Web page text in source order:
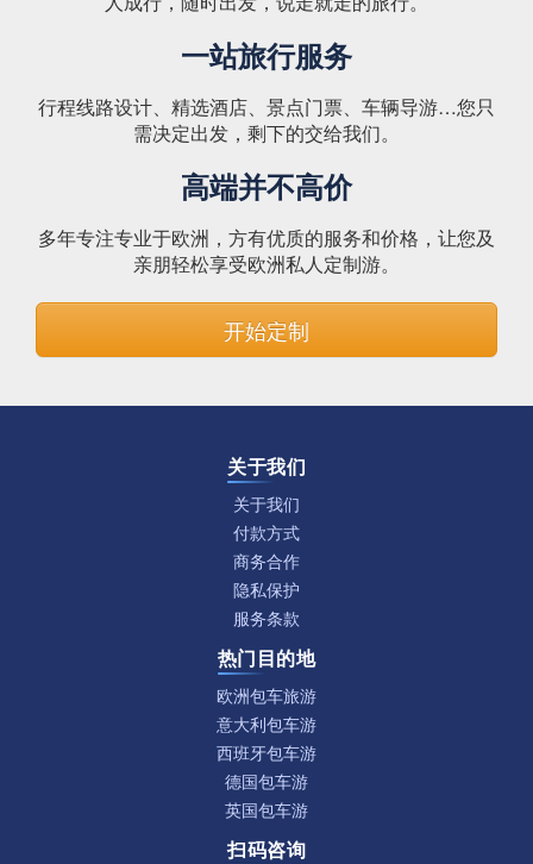
一站旅行服务
行程线路设计、精选酒店、景点门票、车辆导游…您只
需决定出发，剩下的交给我们。
高端并不高价
多年专注专业于欧洲，方有优质的服务和价格，让您及
亲朋轻松享受欧洲私人定制游。
开始定制
关于我们
关于我们
付款方式
商务合作
隐私保护
服务条款
热门目的地
欧洲包车旅游
意大利包车游
西班牙包车游
德国包车游
英国包车游
扫码咨询